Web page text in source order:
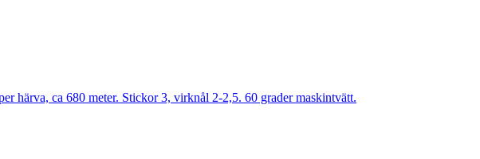
härva, ca 680 meter. Stickor 3, virknål 2-2,5. 60 grader maskintvätt.